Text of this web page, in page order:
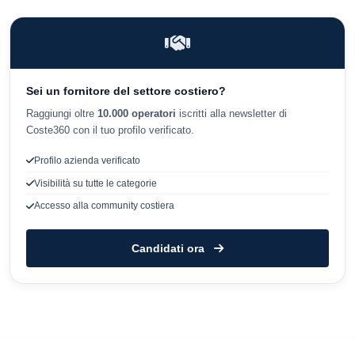
Sei un fornitore del settore costiero?
Raggiungi oltre 10.000 operatori iscritti alla newsletter di
Coste360 con il tuo profilo verificato.
Profilo azienda verificato
Visibilità su tutte le categorie
Accesso alla community costiera
Candidati ora